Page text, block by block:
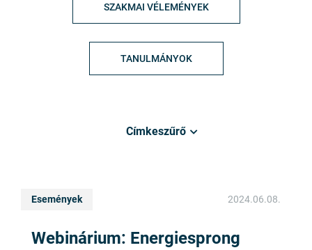
SZAKMAI VÉLEMÉNYEK
TANULMÁNYOK
Címkeszűrő
Események 2024.06.08.
Webinárium: Energiesprong